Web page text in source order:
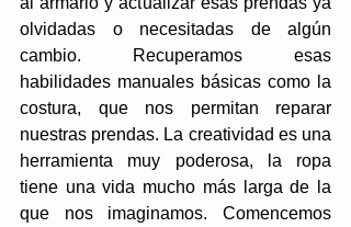
olvidadas o necesitadas de algún
cambio. Recuperamos esas
habilidades manuales básicas como la
costura, que nos permitan reparar
nuestras prendas. La creatividad es una
herramienta muy poderosa, la ropa
tiene una vida mucho más larga de la
que nos imaginamos. Comencemos